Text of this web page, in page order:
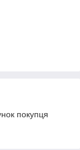
покупця